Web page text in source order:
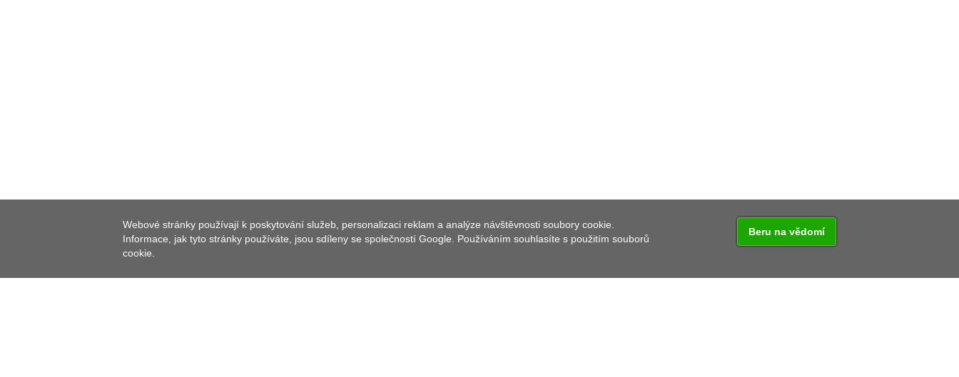
Webové stránky používají k poskytování služeb, personalizaci reklam a analýze návštěvnosti soubory cookie.
Informace, jak tyto stránky používáte, jsou sdíleny se společností Google. Používáním souhlasíte s použitím souborů
cookie.
Beru na vědomí